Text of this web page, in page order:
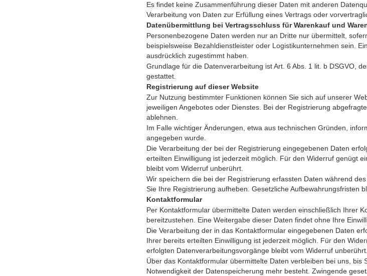
Es findet keine Zusammenführung dieser Daten mit anderen
Verarbeitung von Daten zur Erfüllung eines Vertrags oder
Datenübermittlung bei Vertragsschluss für Warenkauf und
Personenbezogene Daten werden nur an Dritte nur übermittelt,
beispielsweise Bezahldienstleister oder Logistikunternehmen sein.
ausdrücklich zugestimmt haben.
Grundlage für die Datenverarbeitung ist Art. 6 Abs. 1 lit. b DSGVO,
gestattet.
Registrierung auf dieser Website
Zur Nutzung bestimmter Funktionen können Sie sich auf unserer
jeweiligen Angebotes oder Dienstes. Bei der Registrierung
ablehnen.
Im Falle wichtiger Änderungen, etwa aus technischen Gründen,
angegeben wurde.
Die Verarbeitung der bei der Registrierung eingegebenen Daten
erteilten Einwilligung ist jederzeit möglich. Für den Widerruf genügt
bleibt vom Widerruf unberührt.
Wir speichern die bei der Registrierung erfassten Daten während
Sie Ihre Registrierung aufheben. Gesetzliche Aufbewahrungsfristen
Kontaktformular
Per Kontaktformular übermittelte Daten werden einschließlich Ihrer
bereitzustehen. Eine Weitergabe dieser Daten findet ohne Ihre
Die Verarbeitung der in das Kontaktformular eingegebenen Daten
Ihrer bereits erteilten Einwilligung ist jederzeit möglich. Für den
erfolgten Datenverarbeitungsvorgänge bleibt vom Widerruf unberührt.
Über das Kontaktformular übermittelte Daten verbleiben bei uns,
Notwendigkeit der Datenspeicherung mehr besteht. Zwingende